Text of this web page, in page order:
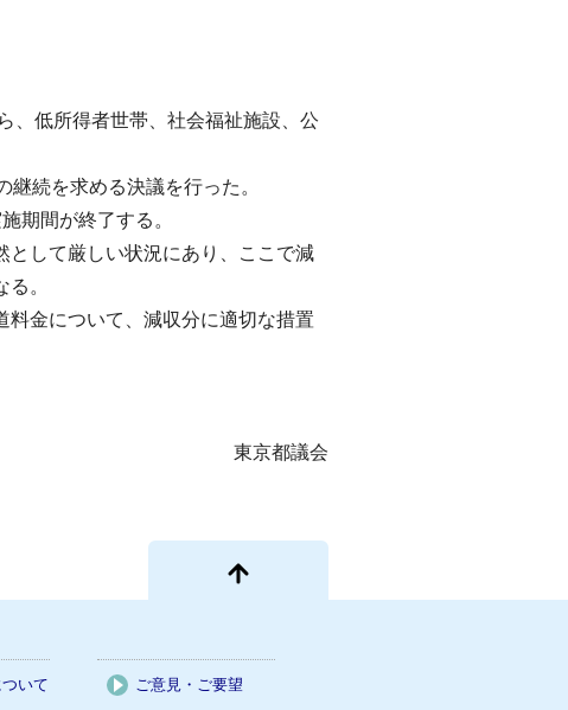
、低所得者世帯、社会福祉施設、公
続を求める決議を行った。
期間が終了する。
して厳しい状況にあり、ここで減
。
金について、減収分に適切な措置
東京都議会
いて ご意見・ご要望